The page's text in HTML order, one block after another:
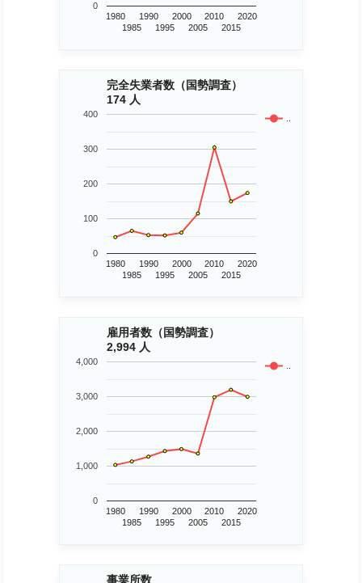
1980
1985
1990
1995
2000
2005
2010
2015
2020
0
完全失業者数（国勢調査）
174 人
..
1980
1985
1990
1995
2000
2005
2010
2015
2020
0
100
200
300
400
雇用者数（国勢調査）
2,994 人
..
1980
1985
1990
1995
2000
2005
2010
2015
2020
0
1,000
2,000
3,000
4,000
事業所数